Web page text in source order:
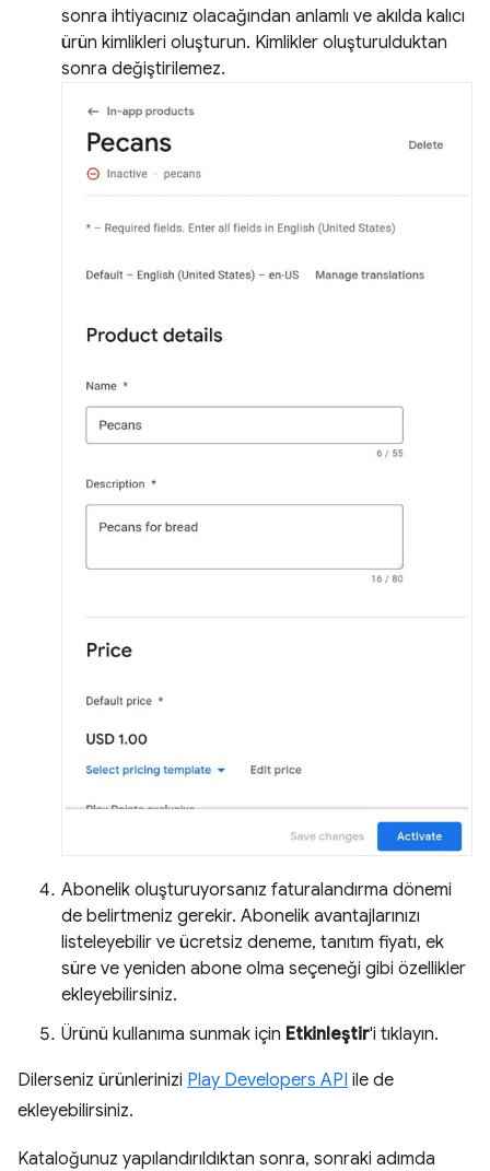
sonra ihtiyacınız olacağından anlamlı ve akılda kalıcı
ürün kimlikleri oluşturun. Kimlikler oluşturulduktan
sonra değiştirilemez.
Abonelik oluşturuyorsanız faturalandırma dönemi
de belirtmeniz gerekir. Abonelik avantajlarınızı
listeleyebilir ve ücretsiz deneme, tanıtım fiyatı, ek
süre ve yeniden abone olma seçeneği gibi özellikler
ekleyebilirsiniz.
Ürünü kullanıma sunmak için Etkinleştir'i tıklayın.
Dilerseniz ürünlerinizi Play Developers API ile de
ekleyebilirsiniz.
Kataloğunuz yapılandırıldıktan sonra, sonraki adımda